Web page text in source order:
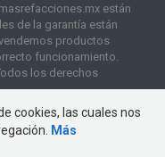
están
de la garantía están
productos
funcionamiento.
los derechos
cookies, las cuales nos
Más